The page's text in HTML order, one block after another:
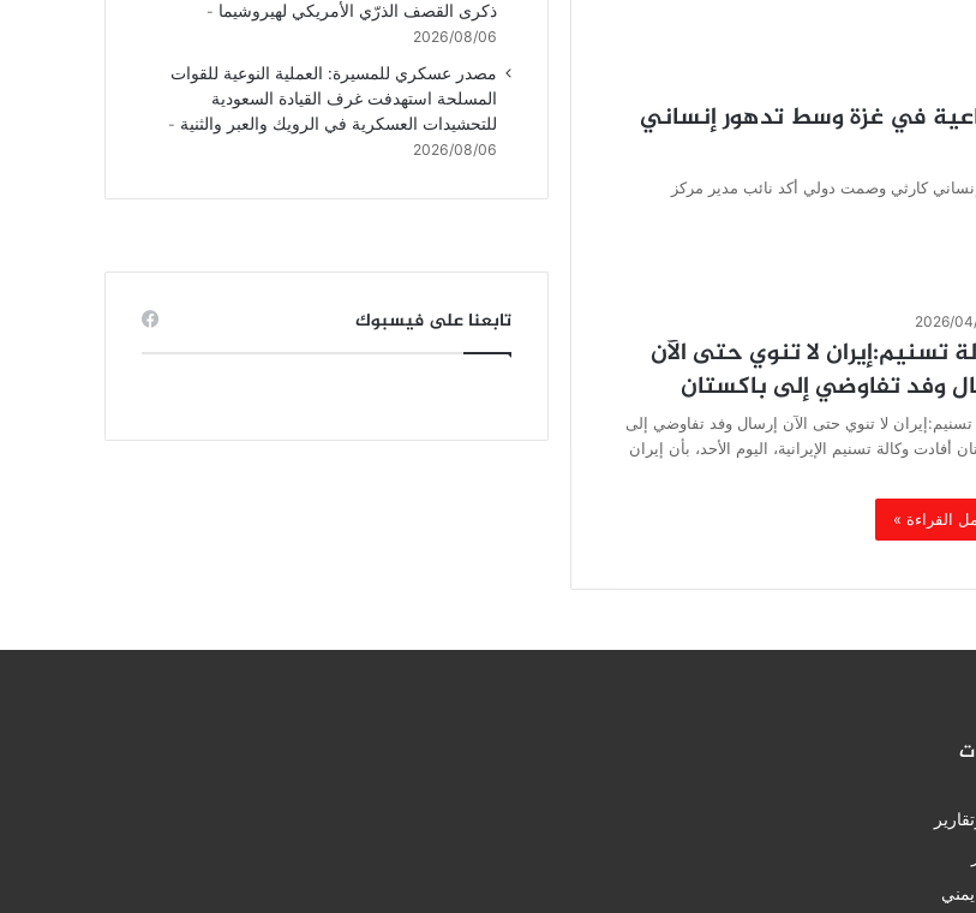
في غزة وسط تدهور إنساني
كارثي وصمت دولي أكد نائب مدير مركز
2026/
تسنيم:إيران لا تنوي حتى الآن
وفد تفاوضي إلى باكستان
تسنيم:إيران لا تنوي حتى الآن إرسال وفد تفاوضي إلى
أفادت وكالة تسنيم الإيرانية، اليوم الأحد، بأن إيران
القراءة »
ذكرى القصف الذرّي الأمريكي لهيروشيما
2026/08/06
مصدر عسكري للمسيرة: العملية النوعية للقوات
المسلحة استهدفت غرف القيادة السعودية
للتحشيدات العسكرية في الرويك والعبر والثنية
2026/08/06
تابعنا على فيسبوك